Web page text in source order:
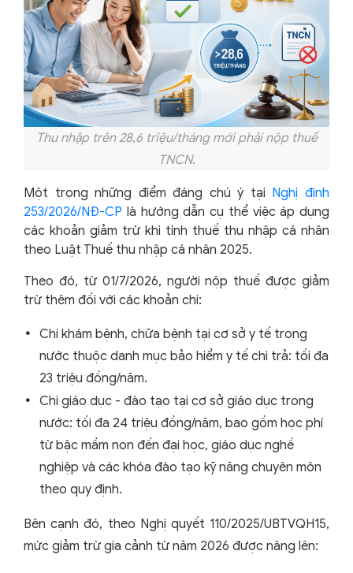
Thu nhập trên 28,6 triệu/tháng mới phải nộp thuế
TNCN.
Một trong những điểm đáng chú ý tại Nghị định
253/2026/NĐ-CP là hướng dẫn cụ thể việc áp dụng
các khoản giảm trừ khi tính thuế thu nhập cá nhân
theo Luật Thuế thu nhập cá nhân 2025.
Theo đó, từ 01/7/2026, người nộp thuế được giảm
trừ thêm đối với các khoản chi:
Chi khám bệnh, chữa bệnh tại cơ sở y tế trong
nước thuộc danh mục bảo hiểm y tế chi trả: tối đa
23 triệu đồng/năm.
Chi giáo dục - đào tạo tại cơ sở giáo dục trong
nước: tối đa 24 triệu đồng/năm, bao gồm học phí
từ bậc mầm non đến đại học, giáo dục nghề
nghiệp và các khóa đào tạo kỹ năng chuyên môn
theo quy định.
Bên cạnh đó, theo Nghị quyết 110/2025/UBTVQH15,
mức giảm trừ gia cảnh từ năm 2026 được nâng lên: